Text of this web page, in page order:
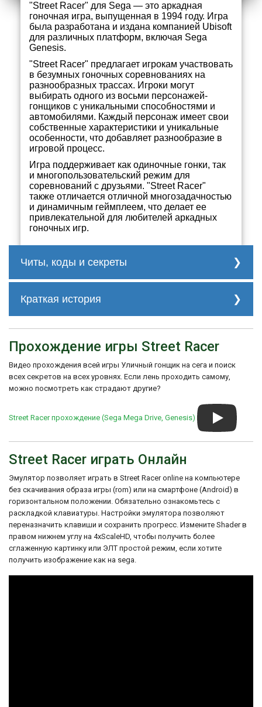
"Street Racer" для Sega — это аркадная
гоночная игра, выпущенная в 1994 году. Игра
была разработана и издана компанией Ubisoft
для различных платформ, включая Sega
Genesis.
"Street Racer" предлагает игрокам участвовать
в безумных гоночных соревнованиях на
разнообразных трассах. Игроки могут
выбирать одного из восьми персонажей-
гонщиков с уникальными способностями и
автомобилями. Каждый персонаж имеет свои
собственные характеристики и уникальные
особенности, что добавляет разнообразие в
игровой процесс.
Игра поддерживает как одиночные гонки, так
и многопользовательский режим для
соревнований с друзьями. "Street Racer"
также отличается отличной многозадачностью
и динамичным геймплеем, что делает ее
привлекательной для любителей аркадных
гоночных игр.
Читы, коды и секреты
Краткая история
может быть ограниченной, так как детали
о процессе разработки игр часто остаются
за кулисами. Тем не менее, стоит
отметить, что Ubisoft, как известный
издатель и разработчик видеоигр,
Обычно создание игр включает в себя
звуком и другими аспектами. Для игр того
времени было характерно ограничение по
ресурсам, поэтому разработчики
старались максимально эффективно
использовать технические возможности
доступной аппаратуры.
"Street Racer" оставила след в сердцах
многих игроков благодаря своему
забавному и динамичному геймплею, а
характерные особенности персонажей
добавили свою изюминку в игровой опыт.
Прохождение игры Street Racer
Видео прохождения всей игры Уличный гонщик на сега и поиск
всех секретов на всех уровнях. Если лень проходить самому,
можно посмотреть как страдают другие?
Street Racer прохождение (Sega Mega Drive, Genesis)
Street Racer играть Онлайн
Эмулятор позволяет играть в Street Racer online на компьютере
без скачивания образа игры (rom) или на смартфоне (Android) в
горизонтальном положении. Обязательно ознакомьтесь с
раскладкой клавиатуры. Настройки эмулятора позволяют
переназначить клавиши и сохранить прогресс. Измените Shader в
правом нижнем углу на 4xScaleHD, чтобы получить более
сглаженную картинку или ЭЛТ простой режим, если хотите
получить изображение как на sega.